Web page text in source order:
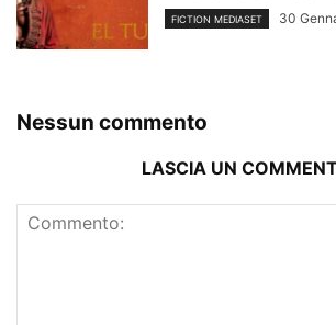
FICTION MEDIASET 30
Nessun commento
LASCIA UN